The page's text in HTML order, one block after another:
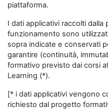
piattaforma.
I dati applicativi raccolti
funzionamento sono
sopra indicate e conservati
garantire (continuità,
formativo previsto dai corsi
Learning (*).
[* i dati applicativi vengono
richiesto dal progetto